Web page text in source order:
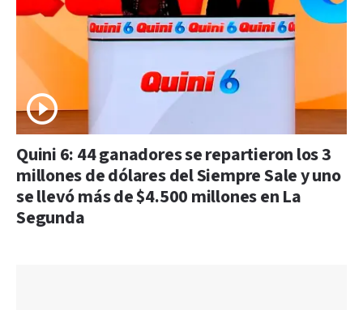
Quini 6: 44 ganadores se repartieron los 3
millones de dólares del Siempre Sale y uno
se llevó más de $4.500 millones en La
Segunda